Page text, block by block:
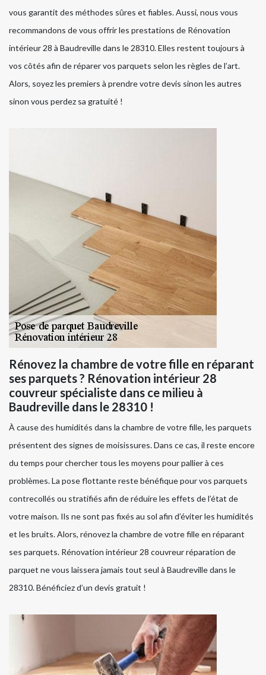
vous garantit des méthodes sûres et fiables. Aussi, nous vous
recommandons de vous offrir les prestations de Rénovation
intérieur 28 à Baudreville dans le 28310. Elles restent toujours à
vos côtés afin de réparer vos parquets selon les règles de l’art.
Alors, soyez les premiers à prendre votre devis sinon les autres
sinon vous perdez sa gratuité !
Rénovez la chambre de votre fille en réparant
ses parquets ? Rénovation intérieur 28
couvreur spécialiste dans ce milieu à
Baudreville dans le 28310 !
À cause des humidités dans la chambre de votre fille, les parquets
présentent des signes de moisissures. Dans ce cas, il reste encore
du temps pour chercher tous les moyens pour pallier à ces
problèmes. La pose flottante reste bénéfique pour vos parquets
contrecollés ou stratifiés afin de réduire les effets de l’état de
votre maison. Ils ne sont pas fixés au sol afin d’éviter les humidités
et les bruits. Alors, rénovez la chambre de votre fille en réparant
ses parquets. Rénovation intérieur 28 couvreur réparation de
parquet ne vous laissera jamais tout seul à Baudreville dans le
28310. Bénéficiez d’un devis gratuit !